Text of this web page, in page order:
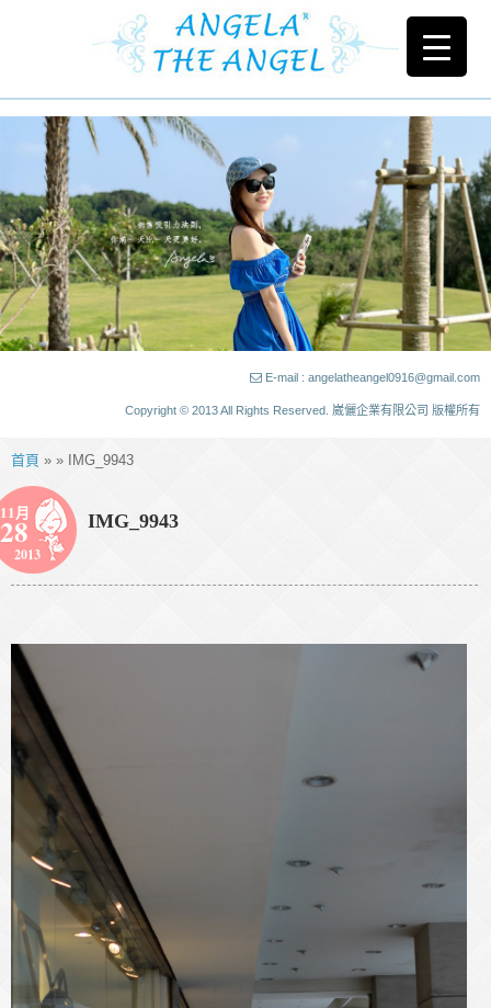
E-mail : angelatheangel0916@gmail.com
Copyright © 2013 All Rights Reserved. 崴儷企業有限公司 版權所有
首頁 » » IMG_9943
11月
28
2013
IMG_9943